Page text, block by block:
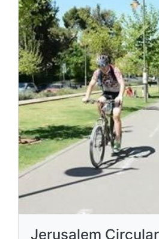
Jerusalem